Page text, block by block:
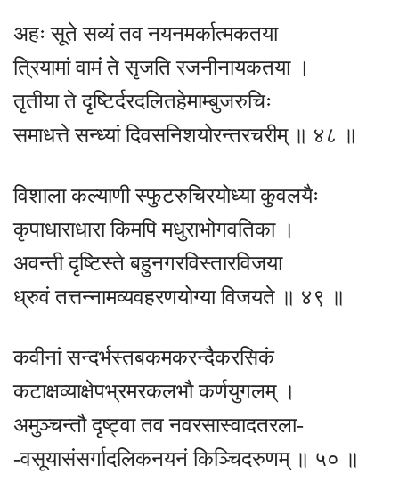
अहः सूते सव्यं तव नयनमर्कात्मकतया
त्रियामां वामं ते सृजति रजनीनायकतया ।
तृतीया ते दृष्टिर्दरदलितहेमाम्बुजरुचिः
समाधत्ते सन्ध्यां दिवसनिशयोरन्तरचरीम् ॥ ४८ ॥
विशाला कल्याणी स्फुटरुचिरयोध्या कुवलयैः
कृपाधाराधारा किमपि मधुराभोगवतिका ।
अवन्ती दृष्टिस्ते बहुनगरविस्तारविजया
ध्रुवं तत्तन्नामव्यवहरणयोग्या विजयते ॥ ४९ ॥
कवीनां सन्दर्भस्तबकमकरन्दैकरसिकं
कटाक्षव्याक्षेपभ्रमरकलभौ कर्णयुगलम् ।
अमुञ्चन्तौ दृष्ट्वा तव नवरसास्वादतरला-
-वसूयासंसर्गादलिकनयनं किञ्चिदरुणम् ॥ ५० ॥